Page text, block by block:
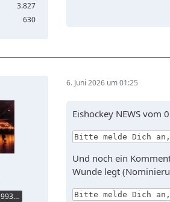
3.827
630
Stehplatz 1975/76-1993/94
6. Juni 2026 um 01:25
Eishockey NEWS vom
Bitte melde Dich
Und noch ein
Wunde legt
Bitte melde Dich